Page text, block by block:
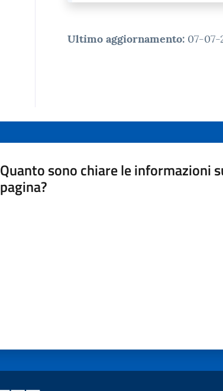
Ultimo aggiornamento: 07-07-
Quanto sono chiare le informazioni
pagina?